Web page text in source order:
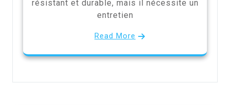
résistant et durable, mais il nécessite un
entretien
Read More